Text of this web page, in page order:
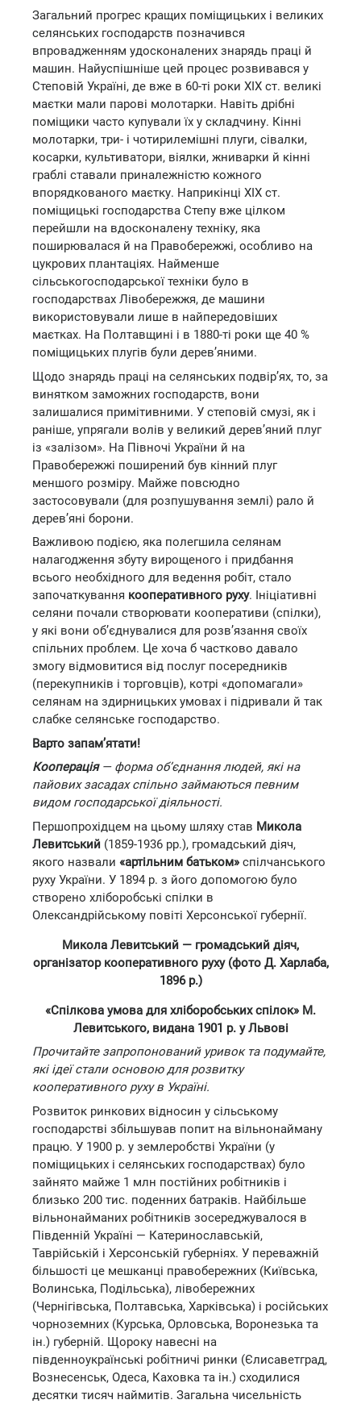
Загальний прогрес кращих поміщицьких і великих
селянських господарств позначився
впровадженням удосконалених знарядь праці й
машин. Найуспішніше цей процес розвивався у
Степовій Україні, де вже в 60-ті роки XIX ст. великі
маєтки мали парові молотарки. Навіть дрібні
поміщики часто купували їх у складчину. Кінні
молотарки, три- і чотирилемішні плуги, сівалки,
косарки, культиватори, віялки, жниварки й кінні
граблі ставали приналежністю кожного
впорядкованого маєтку. Наприкінці XIX ст.
поміщицькі господарства Степу вже цілком
перейшли на вдосконалену техніку, яка
поширювалася й на Правобережжі, особливо на
цукрових плантаціях. Найменше
сільськогосподарської техніки було в
господарствах Лівобережжя, де машини
використовували лише в найпередовіших
маєтках. На Полтавщині і в 1880-ті роки ще 40 %
поміщицьких плугів були дерев’яними.
Щодо знарядь праці на селянських подвір’ях, то, за
винятком заможних господарств, вони
залишалися примітивними. У степовій смузі, як і
раніше, упрягали волів у великий дерев’яний плуг
із «залізом». На Півночі України й на
Правобережжі поширений був кінний плуг
меншого розміру. Майже повсюдно
застосовували (для розпушування землі) рало й
дерев’яні борони.
Важливою подією, яка полегшила селянам
налагодження збуту вирощеного і придбання
всього необхідного для ведення робіт, стало
започаткування кооперативного руху. Ініціативні
селяни почали створювати кооперативи (спілки),
у які вони об’єднувалися для розв’язання своїх
спільних проблем. Це хоча б частково давало
змогу відмовитися від послуг посередників
(перекупників і торговців), котрі «допомагали»
селянам на здирницьких умовах і підривали й так
слабке селянське господарство.
Варто запам’ятати!
Кооперація— форма об’єднання людей, які на
пайових засадах спільно займаються певним
видом господарської діяльності.
Першопрохідцем на цьому шляху став Микола
Левитський (1859-1936 рр.), громадський діяч,
якого назвали «артільним батьком» спілчанського
руху України. У 1894 р. з його допомогою було
створено хліборобські спілки в
Олександрійському повіті Херсонської губернії.
Микола Левитський — громадський діяч,
організатор кооперативного руху (фото Д. Харлаба,
1896 р.)
«Спілкова умова для хліборобських спілок» М.
Левитського, видана 1901 р. у Львові
Прочитайте запропонований уривок та подумайте,
які ідеї стали основою для розвитку
кооперативного руху в Україні.
Розвиток ринкових відносин у сільському
господарстві збільшував попит на вільнонайману
працю. У 1900 р. у землеробстві України (у
поміщицьких і селянських господарствах) було
зайнято майже 1 млн постійних робітників і
близько 200 тис. поденних батраків. Найбільше
вільнонайманих робітників зосереджувалося в
Південній Україні — Катеринославській,
Таврійській і Херсонській губерніях. У переважній
більшості це мешканці правобережних (Київська,
Волинська, Подільська), лівобережних
(Чернігівська, Полтавська, Харківська) і російських
чорноземних (Курська, Орловська, Воронезька та
ін.) губерній. Щороку навесні на
південноукраїнські робітничі ринки (Єлисаветград,
Вознесенськ, Одеса, Каховка та ін.) сходилися
десятки тисяч наймитів. Загальна чисельність